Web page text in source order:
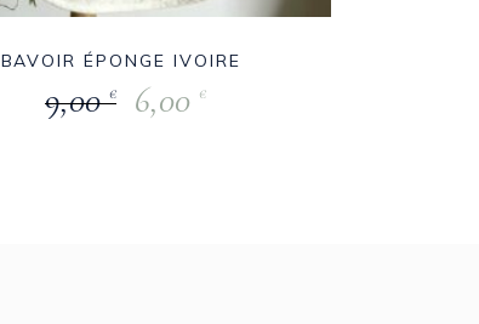
BAVOIR ÉPONGE IVOIRE
9,00€ 6,00 €